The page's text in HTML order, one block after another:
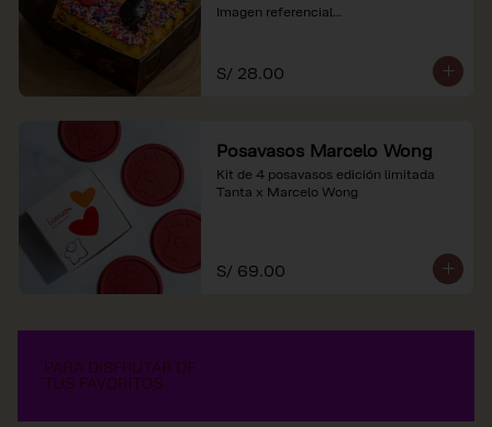
Imagen referencial
soles e incluyen impuestos de ley y
recargo al consumo.
S/ 28.00
Posavasos Marcelo Wong
Kit de 4 posavasos edición limitada
Tanta x Marcelo Wong
S/ 69.00